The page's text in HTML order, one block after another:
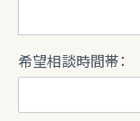
希望相談時間帯：